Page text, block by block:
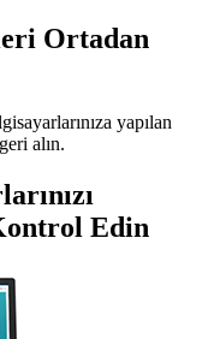
Ortadan
yapılan
alın.
Edin